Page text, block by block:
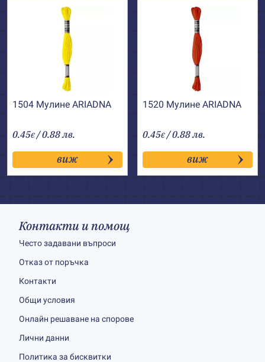
1504 Мулине АRIADNA
0.45€ / 0.88 лв.
виж
1520 Мулине АRIADNA
0.45€ / 0.88 лв.
виж
Контакти и помощ
Често задавани въпроси
Отказ от поръчка
Контакти
Общи условия
Онлайн решаване на спорове
Лични данни
Политика за бисквитки